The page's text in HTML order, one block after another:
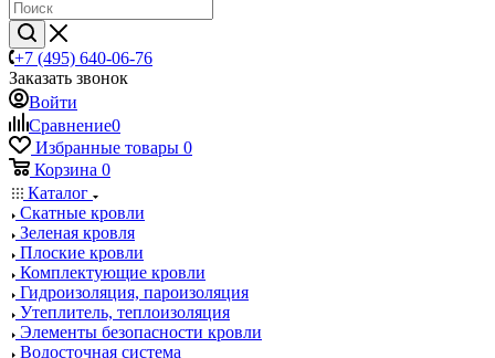
+7 (495) 640-06-76
Заказать звонок
Войти
Сравнение0
Избранные товары 0
Корзина 0
Каталог
Скатные кровли
Зеленая кровля
Плоские кровли
Комплектующие кровли
Гидроизоляция, пароизоляция
Утеплитель, теплоизоляция
Элементы безопасности кровли
Водосточная система